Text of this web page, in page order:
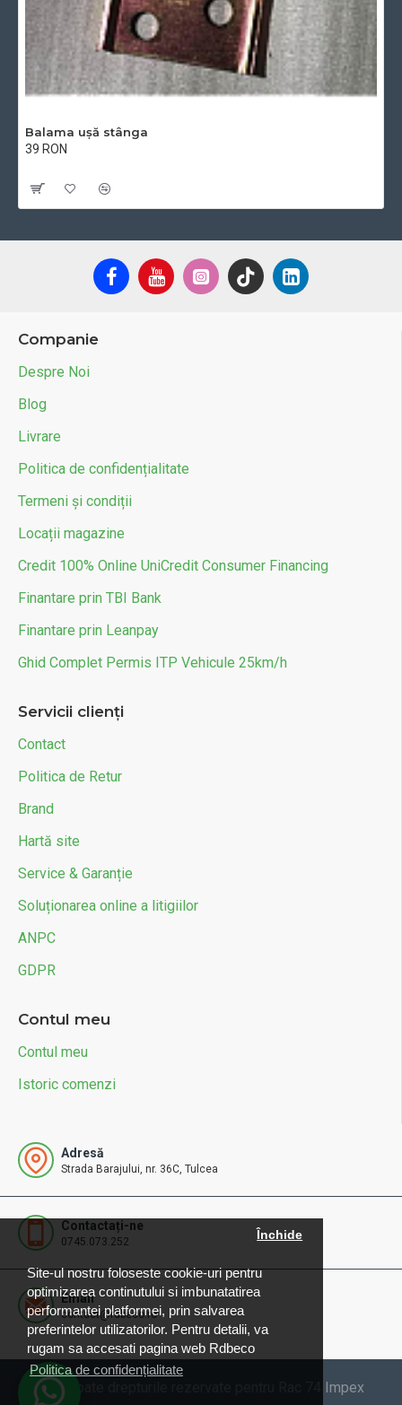
Site-ul nostru foloseste cookie-uri pentru
optimizarea continutului si imbunatatirea
performantei platformei, prin salvarea
preferintelor utilizatorilor. Pentru detalii, va
rugam sa accesati pagina web Rdbeco
Politica de confidențialitate
Închide
Balama ușă stânga
39 RON
Companie
Despre Noi
Blog
Livrare
Politica de confidențialitate
Termeni și condiții
Locații magazine
Credit 100% Online UniCredit Consumer Financing
Finantare prin TBI Bank
Finantare prin Leanpay
Ghid Complet Permis ITP Vehicule 25km/h
Servicii clienți
Contact
Politica de Retur
Brand
Hartă site
Service & Garanție
Soluționarea online a litigiilor
ANPC
GDPR
Contul meu
Contul meu
Istoric comenzi
Adresă
Strada Barajului, nr. 36C, Tulcea
Contactați-ne
0745.073.252
Email
contact@rdbeco.ro
© 2025 Toate drepturile rezervate pentru Rac 74 Impex